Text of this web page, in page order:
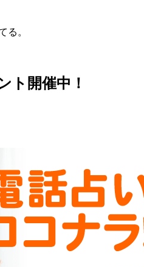
る。
ト開催中！